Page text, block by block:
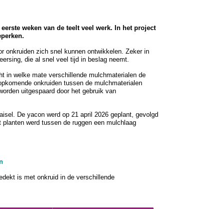
weken van de teelt veel werk. In het project
onkruiden zich snel kunnen ontwikkelen. Zeker in
die al snel veel tijd in beslag neemt.
in welke mate verschillende mulchmaterialen de
onkruiden tussen de mulchmaterialen
uitgespaard door het gebruik van
De yacon werd op 21 april 2026 geplant, gevolgd
werd tussen de ruggen een mulchlaag
is met onkruid in de verschillende